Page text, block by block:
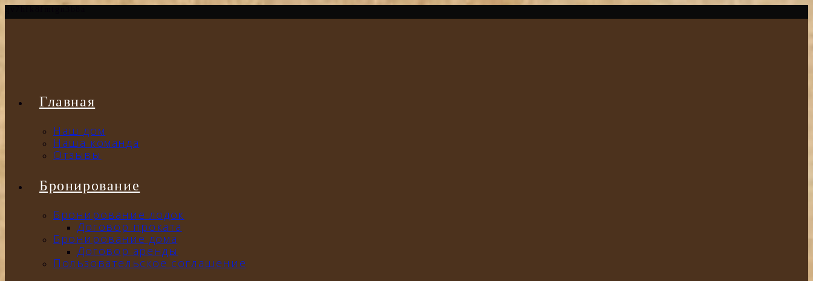
Главная
Наш дом
Наша команда
Отзывы
Бронирование
Бронирование лодок
Договор проката
Бронирование дома
Договор аренды
Пользовательское соглашение